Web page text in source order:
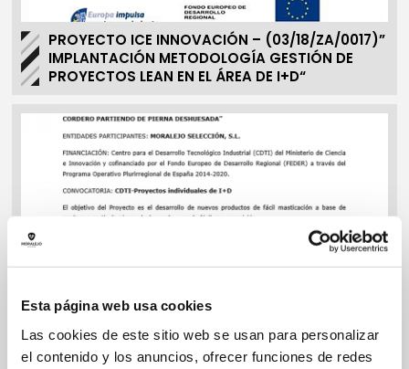
Esta página web usa cookies
Las cookies de este sitio web se usan para personalizar
el contenido y los anuncios, ofrecer funciones de redes
PROYECTO ICE INNOVACIÓN – (03/18/ZA/0017)”
IMPLANTACIÓN METODOLOGÍA GESTIÓN DE
PROYECTOS LEAN EN EL ÁREA DE I+D“